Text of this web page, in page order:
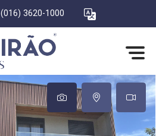
(016) 3620-1000